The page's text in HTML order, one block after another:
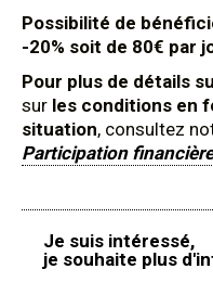
Possibilité de
-20% soit de 80€ par
Pour plus de détails
sur les conditions en
situation, consultez
Participation financière
Je suis intéressé,
je souhaite plus